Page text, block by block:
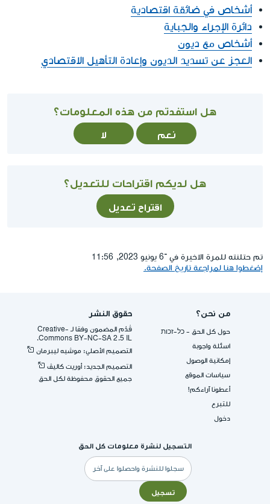
أشخاص في ضائقة اقتصادية
دائرة الإجراء والجباية
أشخاص مع ديون
العجز عن تسديد الديون وإعادة التأهيل الاقتصادي
هل استفدتم من هذه المعلومات؟
نعم لا
هل لديكم اقتراحات للتعديل؟
اقتراح تعديل
تم حتلنته للمرة الاخيرة في ־6 يونيو 2023, 11:56
إضغطوا هنا لمراجعة تاريخ الصفحة.
من نحن؟
حول كل الحق - כל-זכות
اسئلة واجوبة
إمكانية الوصول
سياسات الموقع
أعطونا آراءكم!
للتبرع
دخول
حقوق النشر
قُدِّم المضمون وفقا لـ -Creative
Commons BY-NC-SA 2.5 IL.
التصميم الأصلي: موشيه ليبرمان
التصميم الجديد: أوريت كاليڤ
جميع الحقوق محفوظة لكل الحق
التسجيل لنشرة معلومات كل الحق
البريد
الإلكتروني
تسجيل